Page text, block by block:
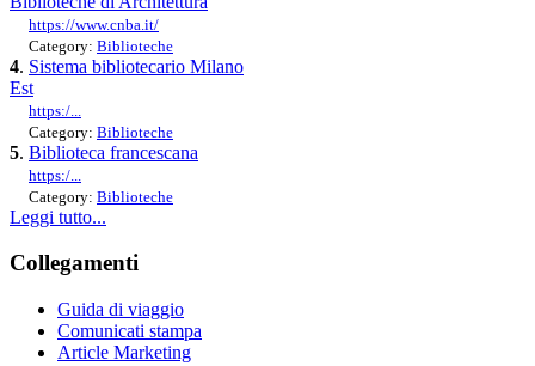
https://www.cnba.it/
Category: Biblioteche
4. Sistema bibliotecario Milano
Est
https:/...
Category: Biblioteche
5. Biblioteca francescana
https:/...
Category: Biblioteche
Leggi tutto...
Collegamenti
Guida di viaggio
Comunicati stampa
Article Marketing